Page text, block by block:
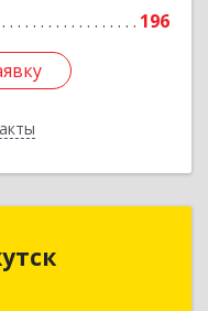
196
Иркутск
г, Декабрьских